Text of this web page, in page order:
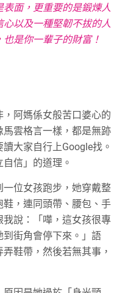
面，更重要的是鍛煉人
以及一種堅韌不拔的人
是你一輩子的財富！
阿媽係女般苦口婆心的
雲格言一樣，都是無跡
大家自行上Google找。
信」的道理。
位女孩跑步，她穿戴整
，連同頭帶、腰包、手
說：「嘩，這女孩很專
街角會停下來。」語
鞋帶，然後若無其事，